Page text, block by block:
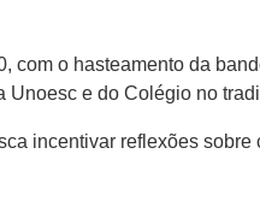
com o hasteamento da
e do Colégio no
incentivar reflexões